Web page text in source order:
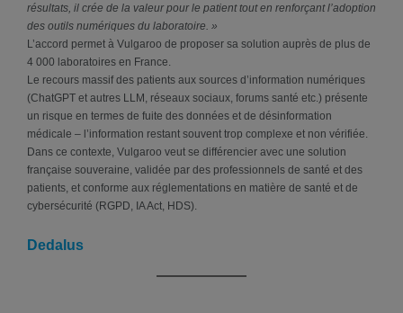
résultats, il crée de la valeur pour le patient tout en renforçant l’adoption
des outils numériques du laboratoire. »
L’accord permet à Vulgaroo de proposer sa solution auprès de plus de
4 000 laboratoires en France.
Le recours massif des patients aux sources d’information numériques
(ChatGPT et autres LLM, réseaux sociaux, forums santé etc.) présente
un risque en termes de fuite des données et de désinformation
médicale – l’information restant souvent trop complexe et non vérifiée.
Dans ce contexte, Vulgaroo veut se différencier avec une solution
française souveraine, validée par des professionnels de santé et des
patients, et conforme aux réglementations en matière de santé et de
cybersécurité (RGPD, IA Act, HDS).
Dedalus